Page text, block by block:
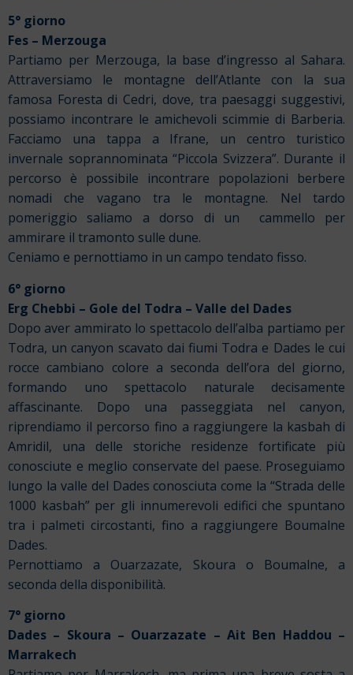
5° giorno
Fes – Merzouga
Partiamo per Merzouga, la base d’ingresso al Sahara.
Attraversiamo le montagne dell’Atlante con la sua
famosa Foresta di Cedri, dove, tra paesaggi suggestivi,
possiamo incontrare le amichevoli scimmie di Barberia.
Facciamo una tappa a Ifrane, un centro turistico
invernale soprannominata “Piccola Svizzera”. Durante il
percorso è possibile incontrare popolazioni berbere
nomadi che vagano tra le montagne. Nel tardo
pomeriggio saliamo a dorso di un cammello per
ammirare il tramonto sulle dune.
Ceniamo e pernottiamo in un campo tendato fisso.
6° giorno
Erg Chebbi – Gole del Todra – Valle del Dades
Dopo aver ammirato lo spettacolo dell’alba partiamo per
Todra, un canyon scavato dai fiumi Todra e Dades le cui
rocce cambiano colore a seconda dell’ora del giorno,
formando uno spettacolo naturale decisamente
affascinante. Dopo una passeggiata nel canyon,
riprendiamo il percorso fino a raggiungere la kasbah di
Amridil, una delle storiche residenze fortificate più
conosciute e meglio conservate del paese. Proseguiamo
lungo la valle del Dades conosciuta come la “Strada delle
1000 kasbah” per gli innumerevoli edifici che spuntano
tra i palmeti circostanti, fino a raggiungere Boumalne
Dades.
Pernottiamo a Ouarzazate, Skoura o Boumalne, a
seconda della disponibilità.
7° giorno
Dades – Skoura – Ouarzazate – Ait Ben Haddou –
Marrakech